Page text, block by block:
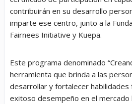
contribuirán en su desarrollo
imparte ese centro, junto a la
Fairnees Initiative y Kuepa.
Este programa denominado
herramienta que brinda a las
desarrollar y fortalecer habilidades
exitoso desempeño en el mercado